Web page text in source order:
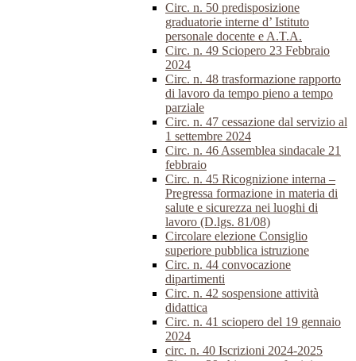
Circ. n. 50 predisposizione
graduatorie interne d’ Istituto
personale docente e A.T.A.
Circ. n. 49 Sciopero 23 Febbraio
2024
Circ. n. 48 trasformazione rapporto
di lavoro da tempo pieno a tempo
parziale
Circ. n. 47 cessazione dal servizio al
1 settembre 2024
Circ. n. 46 Assemblea sindacale 21
febbraio
Circ. n. 45 Ricognizione interna –
Pregressa formazione in materia di
salute e sicurezza nei luoghi di
lavoro (D.lgs. 81/08)
Circolare elezione Consiglio
superiore pubblica istruzione
Circ. n. 44 convocazione
dipartimenti
Circ. n. 42 sospensione attività
didattica
Circ. n. 41 sciopero del 19 gennaio
2024
circ. n. 40 Iscrizioni 2024-2025